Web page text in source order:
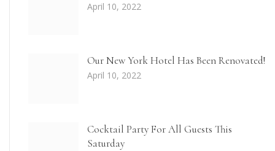
April 10, 2022
Our New York Hotel Has Been Renovated!
April 10, 2022
Cocktail Party For All Guests This
Saturday